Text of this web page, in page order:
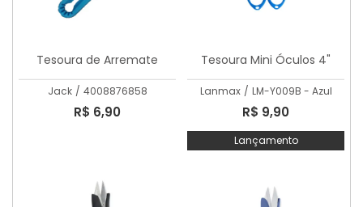
Tesoura de Arremate
Jack / 4008876858
R$ 6,90
Tesoura Mini Óculos 4"
Lanmax / LM-Y009B - Azul
R$ 9,90
Lançamento